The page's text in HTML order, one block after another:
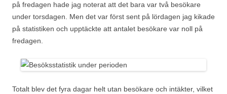
på fredagen hade jag noterat att det bara var två besökare
under torsdagen. Men det var först sent på lördagen jag kikade
på statistiken och upptäckte att antalet besökare var noll på
fredagen.
Totalt blev det fyra dagar helt utan besökare och intäkter, vilket